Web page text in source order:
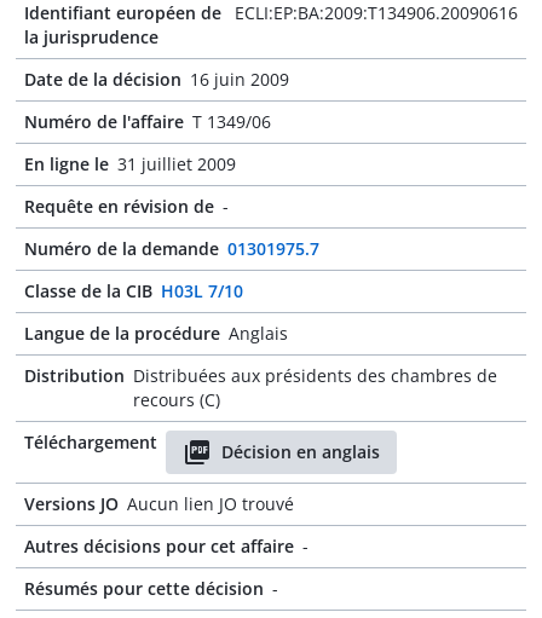
Identifiant européen de
la jurisprudence
ECLI:EP:BA:2009:T134906.20090616
Date de la décision 16 juin 2009
Numéro de l'affaire T 1349/06
En ligne le 31 juilliet 2009
Requête en révision de -
Numéro de la demande 01301975.7
Classe de la CIB H03L 7/10
Langue de la procédure Anglais
Distribution Distribuées aux présidents des chambres de
recours (C)
Téléchargement
Décision en anglais
Versions JO Aucun lien JO trouvé
Autres décisions pour cet affaire -
Résumés pour cette décision -